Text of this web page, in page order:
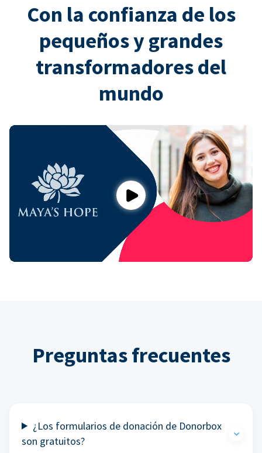
Con la confianza de los
pequeños y grandes
transformadores del
mundo
Play
Preguntas frecuentes
¿Los formularios de donación de Donorbox
son gratuitos?